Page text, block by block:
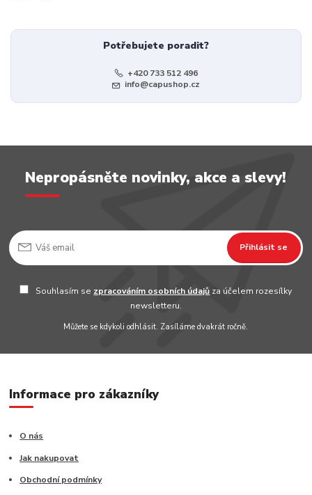
Potřebujete poradit?
+420 733 512 496
info@capushop.cz
Nepropásněte novinky, akce a slevy!
Přihlásit se
Souhlasím se zpracováním osobních údajů za účelem rozesílky
newsletteru.
Můžete se kdykoli odhlásit. Zasíláme dvakrát ročně.
Informace pro zákazníky
O nás
Jak nakupovat
Obchodní podmínky